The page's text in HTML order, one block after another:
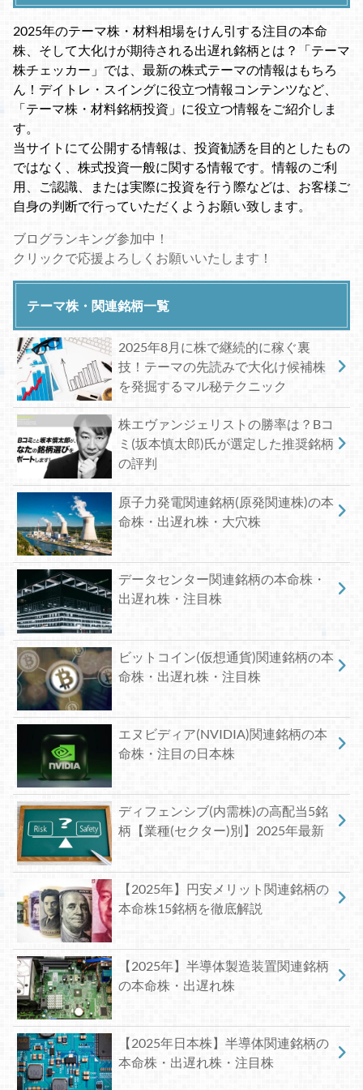
2025年のテーマ株・材料相場をけん引する注目の本命
株、そして大化けが期待される出遅れ銘柄とは？「テーマ
株チェッカー」では、最新の株式テーマの情報はもちろ
ん！デイトレ・スイングに役立つ情報コンテンツなど、
「テーマ株・材料銘柄投資」に役立つ情報をご紹介しま
す。
当サイトにて公開する情報は、投資勧誘を目的としたもの
ではなく、株式投資一般に関する情報です。情報のご利
用、ご認識、または実際に投資を行う際などは、お客様ご
自身の判断で行っていただくようお願い致します。
ブログランキング参加中！
クリックで応援よろしくお願いいたします！
テーマ株・関連銘柄一覧
2025年8月に株で継続的に稼ぐ裏
技！テーマの先読みで大化け候補株
を発掘するマル秘テクニック
株エヴァンジェリストの勝率は？Bコ
ミ(坂本慎太郎)氏が選定した推奨銘柄
の評判
原子力発電関連銘柄(原発関連株)の本
命株・出遅れ株・大穴株
データセンター関連銘柄の本命株・
出遅れ株・注目株
ビットコイン(仮想通貨)関連銘柄の本
命株・出遅れ株・注目株
エヌビディア(NVIDIA)関連銘柄の本
命株・注目の日本株
ディフェンシブ(内需株)の高配当5銘
柄【業種(セクター)別】2025年最新
【2025年】円安メリット関連銘柄の
本命株15銘柄を徹底解説
【2025年】半導体製造装置関連銘柄
の本命株・出遅れ株
【2025年日本株】半導体関連銘柄の
本命株・出遅れ株・注目株